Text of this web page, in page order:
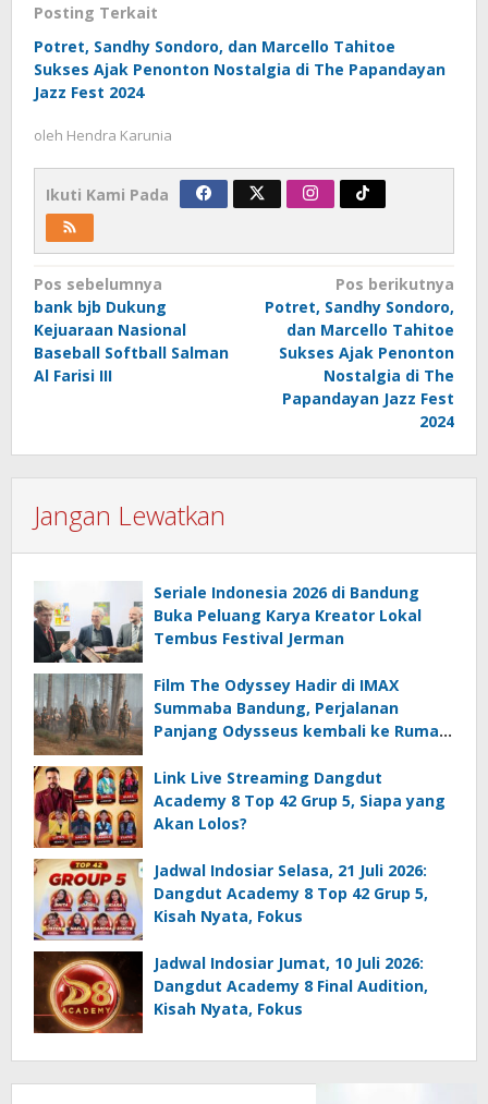
Posting Terkait
Potret, Sandhy Sondoro, dan Marcello Tahitoe
Sukses Ajak Penonton Nostalgia di The Papandayan
Jazz Fest 2024
oleh Hendra Karunia
Ikuti Kami Pada
Navigasi
pos
Pos sebelumnya
bank bjb Dukung
Kejuaraan Nasional
Baseball Softball Salman
Al Farisi III
Pos berikutnya
Potret, Sandhy Sondoro,
dan Marcello Tahitoe
Sukses Ajak Penonton
Nostalgia di The
Papandayan Jazz Fest
2024
Jangan Lewatkan
Seriale Indonesia 2026 di Bandung
Buka Peluang Karya Kreator Lokal
Tembus Festival Jerman
Film The Odyssey Hadir di IMAX
Summaba Bandung, Perjalanan
Panjang Odysseus kembali ke Rumah
Link Live Streaming Dangdut
Academy 8 Top 42 Grup 5, Siapa yang
Akan Lolos?
Jadwal Indosiar Selasa, 21 Juli 2026:
Dangdut Academy 8 Top 42 Grup 5,
Kisah Nyata, Fokus
Jadwal Indosiar Jumat, 10 Juli 2026:
Dangdut Academy 8 Final Audition,
Kisah Nyata, Fokus